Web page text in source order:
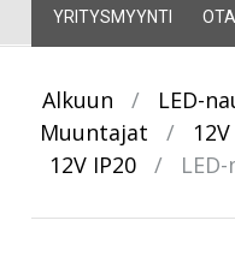
YRITYSMYYNTI
Alkuun / LED-
Muuntajat
/
12V IP20
/